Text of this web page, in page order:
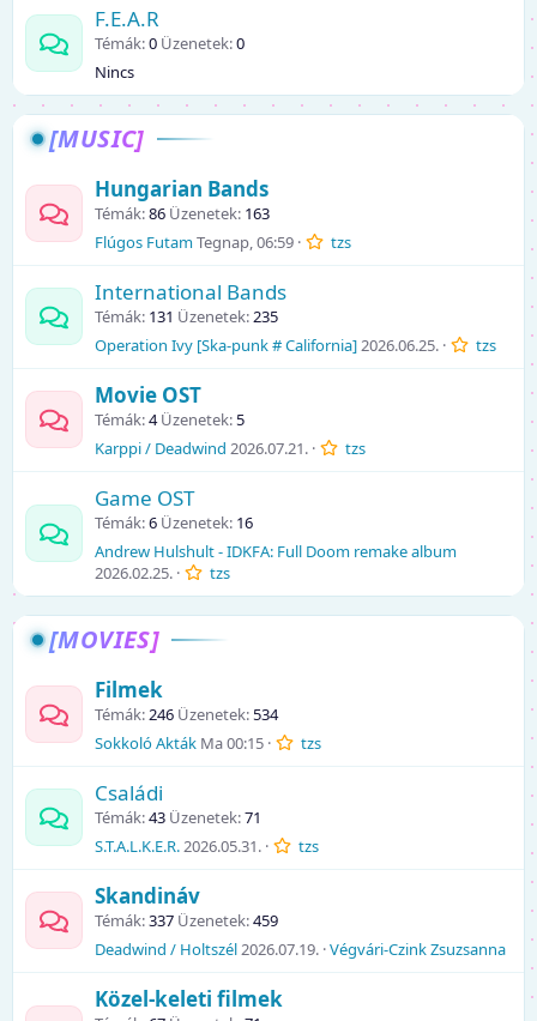
F.E.A.R
Témák 0 Üzenetek 0
Nincs
[MUSIC]
Hungarian Bands
Témák 86 Üzenetek 163
Flúgos FutamTegnap, 06:59 tzs
International Bands
Témák 131 Üzenetek 235
Operation Ivy [Ska-punk # California] 2026.06.25. tzs
Movie OST
Témák 4 Üzenetek 5
Karppi / Deadwind 2026.07.21. tzs
Game OST
Témák 6 Üzenetek 16
Andrew Hulshult - IDKFA: Full Doom remake album
2026.02.25.
tzs
[MOVIES]
Filmek
Témák 246 Üzenetek 534
Sokkoló Akták Ma 00:15 tzs
Családi
Témák 43 Üzenetek 71
S.T.A.L.K.E.R. 2026.05.31. tzs
Skandináv
Témák 337 Üzenetek 459
Deadwind / Holtszél 2026.07.19. Végvári-Czink Zsuzsanna
Közel-keleti filmek